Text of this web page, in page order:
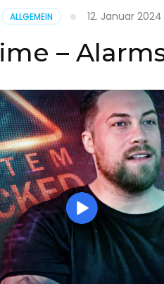
der
Produktion
ALLGEMEIN 12. Januar 2024
–